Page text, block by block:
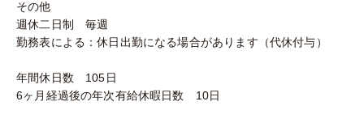
その他
週休二日制 毎週
勤務表による：休日出勤になる場合があります（代休付与）
年間休日数 105日
6ヶ月経過後の年次有給休暇日数 10日